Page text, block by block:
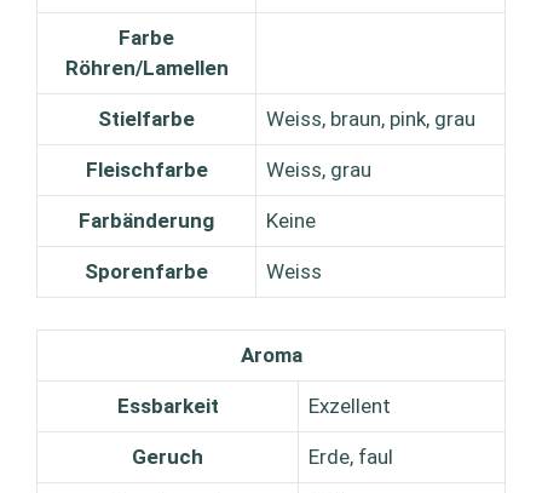
Farbe
Röhren/Lamellen
Stielfarbe Weiss, braun, pink, grau
Fleischfarbe Weiss, grau
Farbänderung Keine
Sporenfarbe Weiss
Aroma
Essbarkeit Exzellent
Geruch Erde, faul